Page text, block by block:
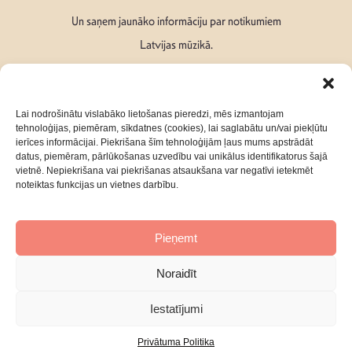
Lai nodrošinātu vislabāko lietošanas pieredzi, mēs izmantojam
tehnoloģijas, piemēram, sīkdatnes (cookies), lai saglabātu un/vai piekļūtu
ierīces informācijai. Piekrišana šīm tehnoloģijām ļaus mums apstrādāt
datus, piemēram, pārlūkošanas uzvedību vai unikālus identifikatorus šajā
vietnē. Nepiekrišana vai piekrišanas atsaukšana var negatīvi ietekmēt
noteiktas funkcijas un vietnes darbību.
Pieņemt
Noraidīt
Iestatījumi
Privātuma Politika
Un saņem jaunāko informāciju par notikumiem
Latvijas mūzikā.
Seko mums:
Par mumsKontakti